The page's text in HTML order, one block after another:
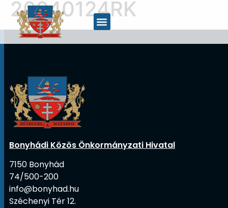
20240124RK
Bonyhádi Közös Önkormányzati Hivatal
7150 Bonyhád
74/500-200
info@bonyhad.hu
Széchenyi Tér 12.